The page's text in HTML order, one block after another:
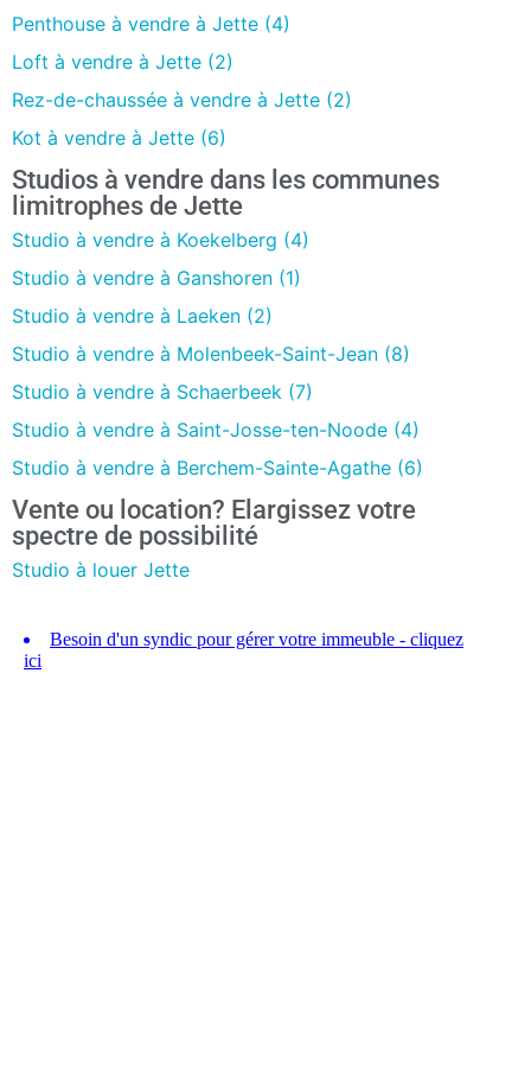
Penthouse à vendre à Jette (4)
Loft à vendre à Jette (2)
Rez-de-chaussée à vendre à Jette (2)
Kot à vendre à Jette (6)
Studios à vendre dans les communes
limitrophes de Jette
Studio à vendre à Koekelberg (4)
Studio à vendre à Ganshoren (1)
Studio à vendre à Laeken (2)
Studio à vendre à Molenbeek-Saint-Jean (8)
Studio à vendre à Schaerbeek (7)
Studio à vendre à Saint-Josse-ten-Noode (4)
Studio à vendre à Berchem-Sainte-Agathe (6)
Vente ou location? Elargissez votre
spectre de possibilité
Studio à louer Jette